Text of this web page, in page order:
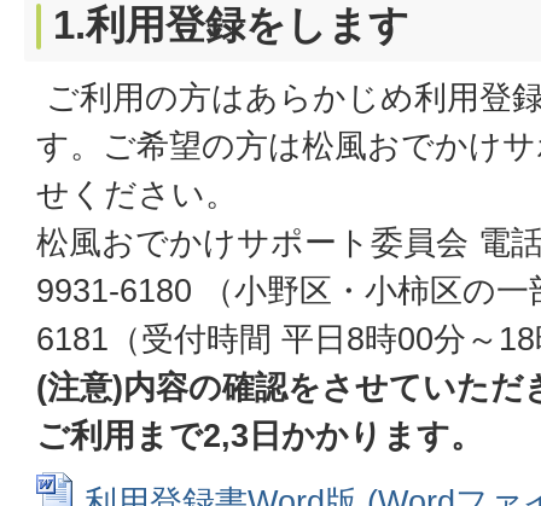
1.利用登録をします
ご利用の方はあらかじめ利用登
す。ご希望の方は松風おでかけ
せください。
松風おでかけサポート委員会 電
9931-6180 （小野区・小柿区の一
6181（受付時間 平日8時00分～
(注意)内容の確認をさせていただ
ご利用まで2,3日かかります。